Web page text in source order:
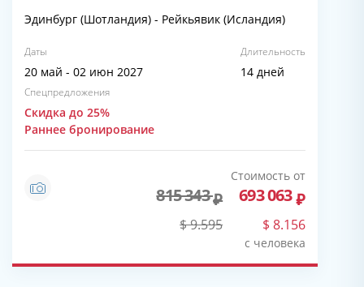
Эдинбург (Шотландия) - Рейкьявик (Исландия)
Даты
20 май - 02 июн 2027
Спецпредложения
Скидка до 25%
Раннее бронирование
Длительность
14 дней
Стоимость от
815 343
$ 9.595
693 063
$ 8.156
с человека